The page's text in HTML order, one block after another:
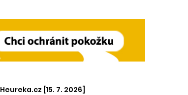
Heureka.cz [15. 7. 2026]